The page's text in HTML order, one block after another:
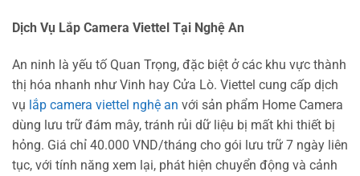
Dịch Vụ Lắp Camera Viettel Tại Nghệ An
An ninh là yếu tố Quan Trọng, đặc biệt ở các khu vực thành
thị hóa nhanh như Vinh hay Cửa Lò. Viettel cung cấp dịch
vụ lắp camera viettel nghệ an với sản phẩm Home Camera
dùng lưu trữ đám mây, tránh rủi dữ liệu bị mất khi thiết bị
hỏng. Giá chỉ 40.000 VND/tháng cho gói lưu trữ 7 ngày liên
tục, với tính năng xem lại, phát hiện chuyển động và cảnh